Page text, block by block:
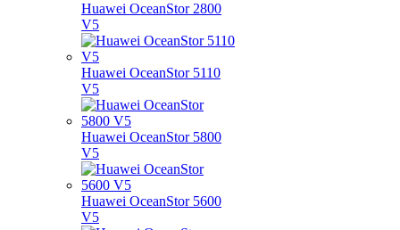
Huawei OceanStor 2800
V5
Huawei OceanStor 5110
V5
Huawei OceanStor 5800
V5
Huawei OceanStor 5600
V5